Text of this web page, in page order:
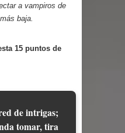
a vampiros de
baja.
15 puntos de
de intrigas;
tomar, tira